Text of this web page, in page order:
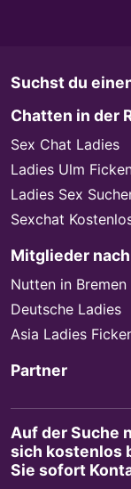
Suchst du
Chatten in der
Sex Chat Ladies
Ladies Ulm
Ladies Sex
Sexchat
Mitglieder
Nutten in Bremen
Deutsche Ladies
Asia Ladies
Partner
Auf der Suche
sich kostenlos
Sie sofort